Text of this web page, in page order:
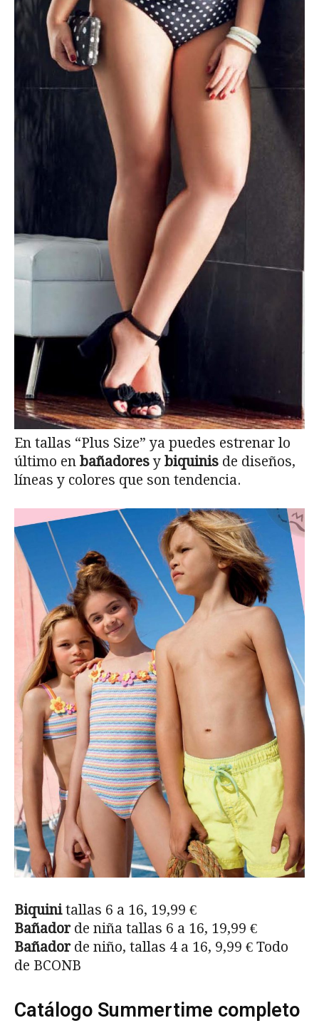
En tallas “Plus Size” ya puedes estrenar lo
último en bañadoresy biquinis de diseños,
líneas y colores que son tendencia.
Biquinitallas 6 a 16, 19,99 €
Bañadorde niña tallas 6 a 16, 19,99 €
Bañadorde niño, tallas 4 a 16, 9,99 € Todo
de BCONB
Catálogo Summertime completo